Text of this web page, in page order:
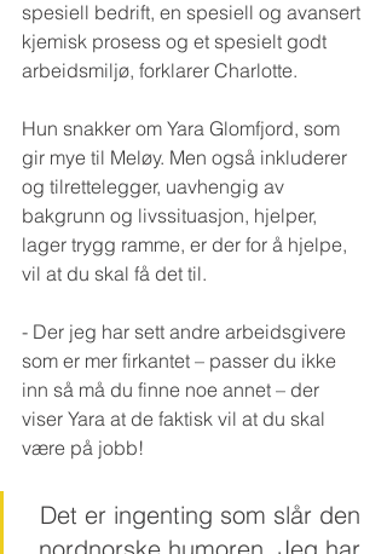
spesiell bedrift, en spesiell og avansert
kjemisk prosess og et spesielt godt
arbeidsmiljø, forklarer Charlotte.
Hun snakker om Yara Glomfjord, som
gir mye til Meløy. Men også inkluderer
og tilrettelegger, uavhengig av
bakgrunn og livssituasjon, hjelper,
lager trygg ramme, er der for å hjelpe,
vil at du skal få det til.
- Der jeg har sett andre arbeidsgivere
som er mer firkantet – passer du ikke
inn så må du finne noe annet – der
viser Yara at de faktisk vil at du skal
være på jobb!
Det er ingenting som slår den